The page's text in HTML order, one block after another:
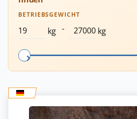
BETRIEBSGEWICHT
kg - kg